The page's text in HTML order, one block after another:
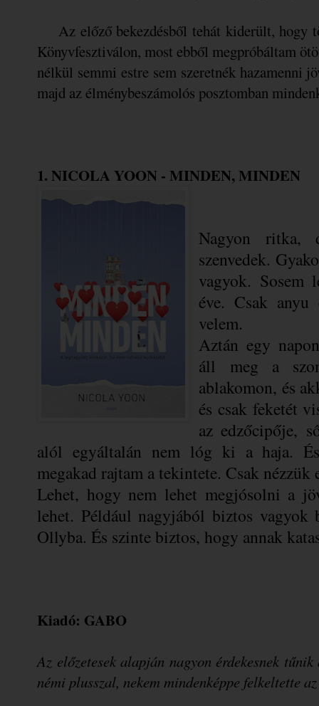
Az előző bekezdésből tehát kiderült, hogy
Könyvfesztiválon, most ebből megpróbáltam
nélkül semmi estre sem szeretnék hazamenni
majd az élménybeszámolós posztomban
1. NICOLA YOON - MINDEN, MINDEN
Nagyon ritka,
szenvedek.
vagyok. Sosem
éve. Csak
velem.
Aztán egy
áll meg a
ablakomon, és
és csak feketét
az edzőcipője,
alól egyáltalán nem lóg ki a haja.
megakad rajtam a tekintete. Csak
Lehet, hogy nem lehet megjósolni a
lehet. Például nagyjából biztos vagyok
Ollyba. És szinte biztos, hogy annak
Kiadó: GABO
Az előzetesek alapján nagyon érdekesnek
némi plusszal, nekem mindenképpe felkeltette